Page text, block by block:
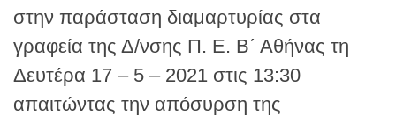
στην παράσταση διαμαρτυρίας στα
γραφεία της Δ/νσης Π. Ε. Β΄ Αθήνας τη
Δευτέρα 17 – 5 – 2021 στις 13:30
απαιτώντας την απόσυρση της